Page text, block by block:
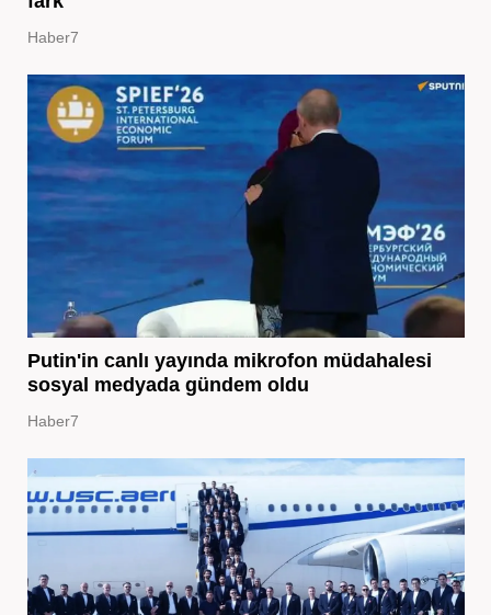
Haber7
Putin'in canlı yayında mikrofon müdahalesi
sosyal medyada gündem oldu
Haber7